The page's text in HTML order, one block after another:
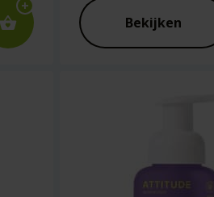
Bekijken